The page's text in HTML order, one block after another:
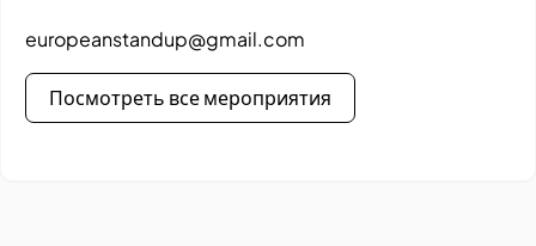
europeanstandup@gmail.com
Посмотреть все мероприятия